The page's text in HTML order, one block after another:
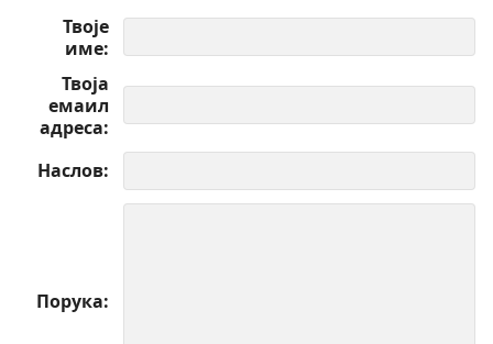
Твоје
име
Твоја
емаил
адреса
Наслов
Порука